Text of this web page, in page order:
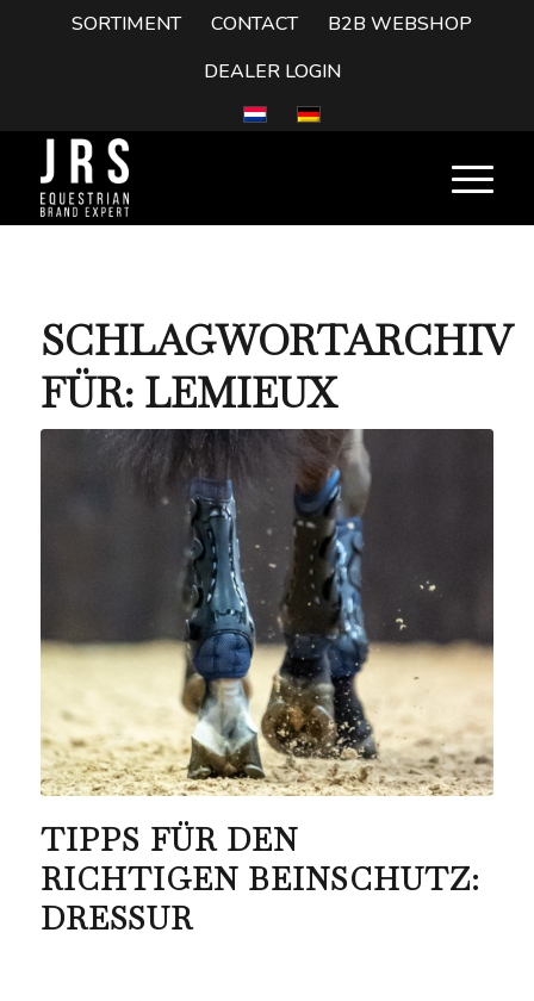
SORTIMENT CONTACT
B2B WEBSHOP
DEALER LOGIN
SCHLAGWORTARCHIV
FÜR: LEMIEUX
TIPPS FÜR DEN
RICHTIGEN BEINSCHUTZ:
DRESSUR